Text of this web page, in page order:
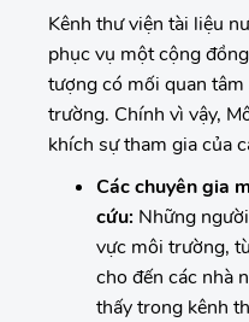
Kênh thư viện tài liệu
phục vụ một cộng
tượng có mối quan
trường. Chính vì vậy,
khích sự tham gia của
Các chuyên gia
cứu: Những
vực môi trường,
cho đến các nhà
thấy trong kênh